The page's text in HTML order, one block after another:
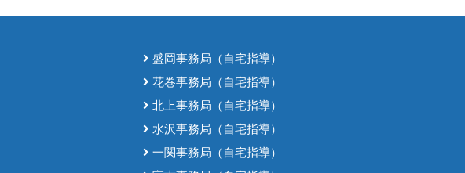
盛岡事務局（自宅指導）
花巻事務局（自宅指導）
北上事務局（自宅指導）
水沢事務局（自宅指導）
一関事務局（自宅指導）